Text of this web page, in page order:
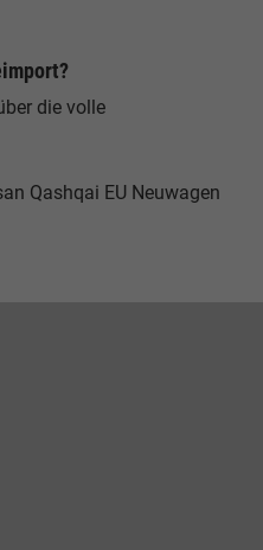
die volle
Qashqai EU Neuwagen